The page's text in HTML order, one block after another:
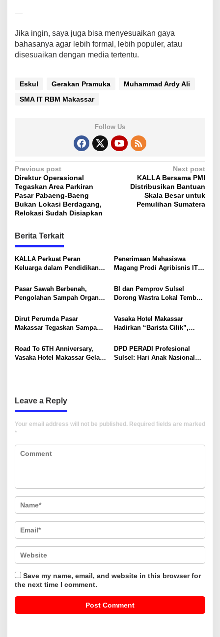
—
Jika ingin, saya juga bisa menyesuaikan gaya
bahasanya agar lebih formal, lebih populer, atau
disesuaikan dengan media tertentu.
Eskul Gerakan Pramuka
Muhammad Ardy Ali
SMA IT RBM Makassar
Follow Us
P
o
s
t
a
v
i
a
i
n
Previous post
Direktur Operasional
Tegaskan Area Parkiran
Pasar Pabaeng-Baeng
Bukan Lokasi Berdagang,
Relokasi Sudah Disiapkan
Next post
KALLA Bersama PMI
Distribusikan Bantuan
Skala Besar untuk
Pemulihan Sumatera
Berita Terkait
KALLA Perkuat Peran
Keluarga dalam Pendidikan
Explorers
Penerimaan Mahasiswa
Magang Prodi Agribisnis ITP
Perkuat Kompetensi Lewat
Program MBKM
Pasar Sawah Berbenah,
Pengolahan Sampah Organik
BI dan Pemprov Sulsel
Dorong Wastra Lokal Tembus
Mancanegara
Dirut Perumda Pasar
Makassar Tegaskan Sampah
Bukan Dibuang ke TPA
Vasaka Hotel Makassar
Hadirkan “Barista Cilik”,
Untuk Anak-Anak
Road To 6TH Anniversary,
Vasaka Hotel Makassar Gelar
DPD PERADI Profesional
Sulsel: Hari Anak Nasional
Leave a Reply
Your email address will not be published. Required fields are marked
*
Save my name, email, and website in this browser for
the next time I comment.